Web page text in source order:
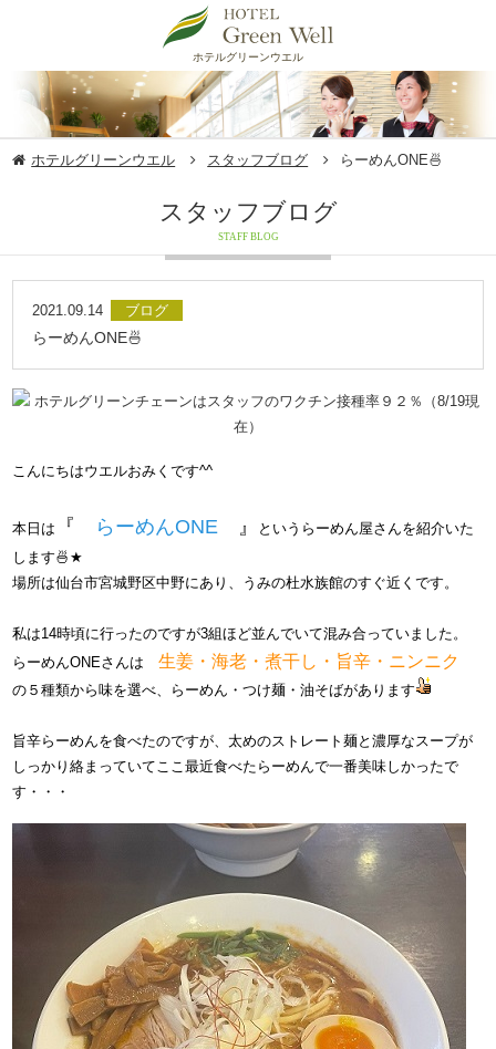
ホテルグリーンウエル
ホテルグリーンウエル スタッフブログ らーめんONE🍜
スタッフブログ
STAFF BLOG
2021.09.14 ブログ
らーめんONE🍜
​​こんにちはウエルおみくです^^
本日は ​​『 らーめんONE 』​​
というらーめん屋さんを紹介いた
します🍜★
場所は仙台市宮城野区中野にあり、うみの杜水族館のすぐ近くです。
私は14時頃に行ったのですが3組ほど並んでいて混み合っていました。
らーめんONEさんは生姜・海老・煮干し・旨辛・ニンニク​
の５種類から味を選べ、らーめん・つけ麺・油そばがあります
旨辛らーめんを食べたのですが、太めのストレート麺と濃厚なスープが
しっかり絡まっていてここ最近食べたらーめんで一番美味しかったで
す・・・